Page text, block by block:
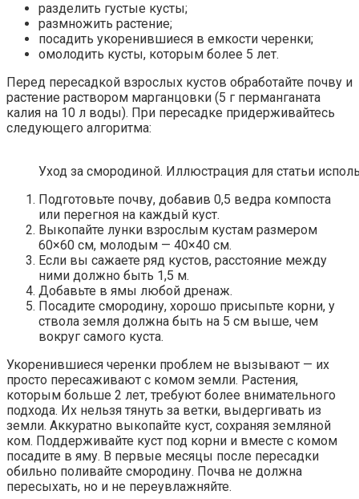
разделить густые кусты;
размножить растение;
посадить укоренившиеся в емкости черенки;
омолодить кусты, которым более 5 лет.
Перед пересадкой взрослых кустов обработайте почву и
растение раствором марганцовки (5 г перманганата
калия на 10 л воды). При пересадке придерживайтесь
следующего алгоритма:
Уход за смородиной. Иллюстрация для статьи
Подготовьте почву, добавив 0,5 ведра компоста
или перегноя на каждый куст.
Выкопайте лунки взрослым кустам размером
60×60 см, молодым — 40×40 см.
Если вы сажаете ряд кустов, расстояние между
ними должно быть 1,5 м.
Добавьте в ямы любой дренаж.
Посадите смородину, хорошо присыпьте корни, у
ствола земля должна быть на 5 см выше, чем
вокруг самого куста.
Укоренившиеся черенки проблем не вызывают — их
просто пересаживают с комом земли. Растения,
которым больше 2 лет, требуют более внимательного
подхода. Их нельзя тянуть за ветки, выдергивать из
земли. Аккуратно выкопайте куст, сохраняя земляной
ком. Поддерживайте куст под корни и вместе с комом
посадите в яму. В первые месяцы после пересадки
обильно поливайте смородину. Почва не должна
пересыхать, но и не переувлажняйте.